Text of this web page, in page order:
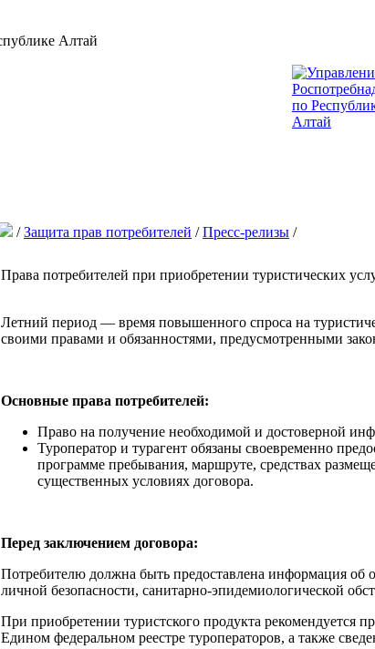
/Защита прав потребителей /Пресс-релизы /
Права потребителей при приобретении туристических
Летний период — время повышенного спроса на
своими правами и обязанностями, предусмотренными
Основные права потребителей:
Право на получение необходимой и достоверной
Туроператор и турагент обязаны своевременно
программе пребывания, маршруте, средствах
существенных условиях договора.
Перед заключением договора:
Потребителю должна быть предоставлена информация об
личной безопасности, санитарно-эпидемиологической
При приобретении туристского продукта рекомендуется
Едином федеральном реестре туроператоров, а также